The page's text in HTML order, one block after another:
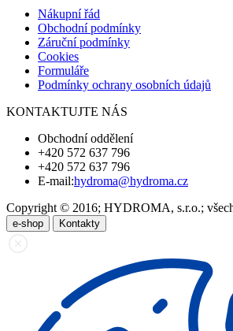
Nákupní řád
Obchodní podmínky
Záruční podmínky
Cookies
Formuláře
Podmínky ochrany osobních údajů
KONTAKTUJTE NÁS
Obchodní oddělení
+420 572 637 796
+420 572 637 796
E-mail:hydroma@hydroma.cz
Copyright © 2016; HYDROMA, s.r.o.;
e-shop Kontakty